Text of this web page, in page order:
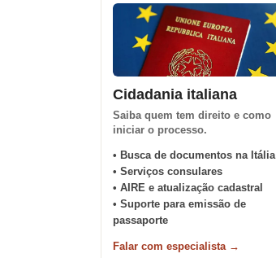
Cidadania italiana
Saiba quem tem direito e como
iniciar o processo.
• Busca de documentos na Itália
• Serviços consulares
• AIRE e atualização cadastral
• Suporte para emissão de
passaporte
Falar com especialista →